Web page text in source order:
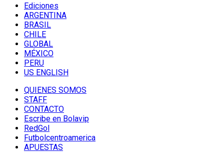
Ediciones
ARGENTINA
BRASIL
CHILE
GLOBAL
MÉXICO
PERU
US ENGLISH
QUIENES SOMOS
STAFF
CONTACTO
Escribe en Bolavip
RedGol
Futbolcentroamerica
APUESTAS